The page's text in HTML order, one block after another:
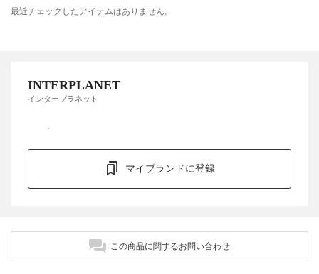
最近チェックしたアイテムはありません。
INTERPLANET
インタープラネット
マイブランドに登録
この商品に関するお問い合わせ